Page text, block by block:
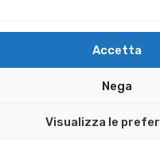
Accetta
Nega
Visualizza le